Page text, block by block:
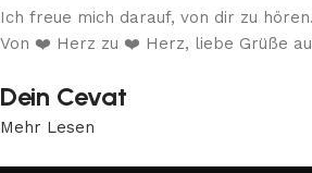
Ich freue mich darauf, von dir zu hören.
Von ❤️ Herz zu ❤️ Herz, liebe Grüße
Dein Cevat
Mehr Lesen